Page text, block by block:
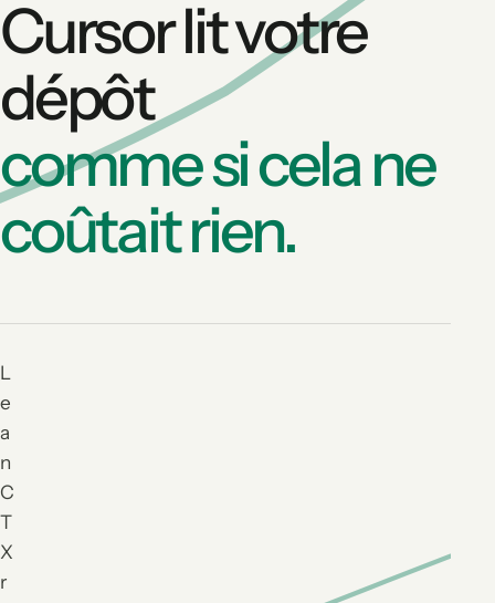
Cursor lit votre
dépôt
comme si cela ne
coûtait rien.
L
e
a
n
C
T
X
r